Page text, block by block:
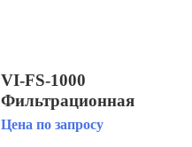
VI-FS-1000
Фильтрационная
система для фонтана
Цена по запросу